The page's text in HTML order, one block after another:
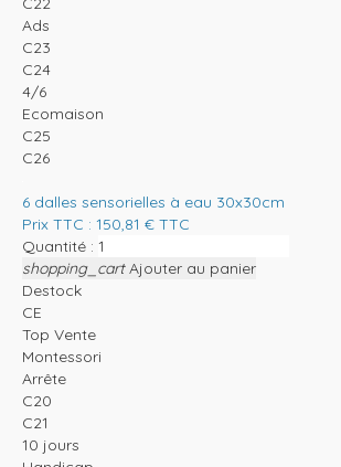
Ads
C23
C24
4/6
Ecomaison
C25
C26
6 dalles sensorielles à eau 30x30cm
Prix TTC : 150,81 € TTC
Quantité :
shopping_cart Ajouter au panier
Destock
CE
Top Vente
Montessori
Arrête
C20
C21
10 jours